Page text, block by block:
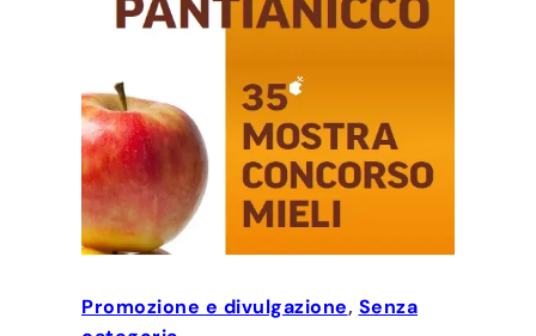
Promozione e divulgazione, Senza